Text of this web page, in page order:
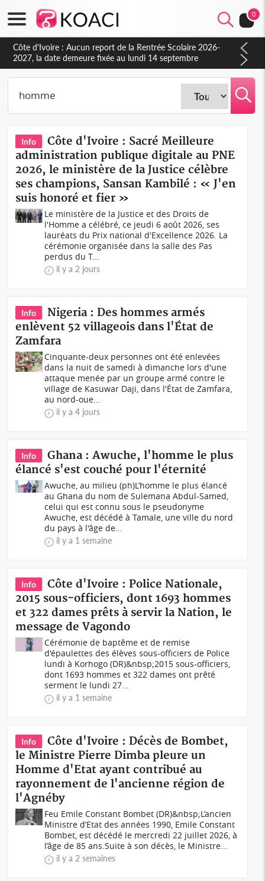
0
Côte d'Ivoire : Indépendance à Blahou, le sous-préfet : « La
fête nous invite à mesurer le chemin parcouru et à renouveler
notre engagement collectif en faveur du développement »
Info
Côte d'Ivoire : Sacré Meilleure
administration publique digitale au PNE
2026, le ministère de la Justice célèbre
ses champions, Sansan Kambilé : « J'en
suis honoré et fier »
Le ministère de la Justice et des Droits de
l'Homme a célébré, ce jeudi 6 août 2026, ses
lauréats du Prix national d'Excellence 2026. La
cérémonie organisée dans la salle des Pas
perdus du T...
il y a 2 jours
Info
Nigeria : Des hommes armés
enlèvent 52 villageois dans l'État de
Zamfara
Cinquante-deux personnes ont été enlevées
dans la nuit de samedi à dimanche lors d'une
attaque menée par un groupe armé contre le
village de Kasuwar Daji, dans l'État de Zamfara,
au nord-oue...
il y a 4 jours
Info
Ghana : Awuche, l'homme le plus
élancé s'est couché pour l'éternité
Awuche, au milieu (ph)L’homme le plus élancé
au Ghana du nom de Sulemana Abdul-Samed,
celui qui est connu sous le pseudonyme
Awuche, est décédé à Tamale, une ville du nord
du pays à l'âge de...
il y a 1 semaine
Info
Côte d'Ivoire : Police Nationale,
2015 sous-officiers, dont 1693 hommes
et 322 dames prêts à servir la Nation, le
message de Vagondo
Cérémonie de baptême et de remise
d'épaulettes des élèves sous-officiers de Police
lundi à Korhogo (DR)&nbsp;2015 sous-officiers,
dont 1693 hommes et 322 dames ont prêté
serment le lundi 27...
il y a 1 semaine
Info
Côte d'Ivoire : Décès de Bombet,
le Ministre Pierre Dimba pleure un
Homme d'Etat ayant contribué au
rayonnement de l'ancienne région de
l'Agnéby
Feu Emile Constant Bombet (DR)&nbsp;L’ancien
Ministre d’Etat des années 1990, Emile Constant
Bombet, est décédé le mercredi 22 juillet 2026, à
l’âge de 85 ans.Suite à son décès, le Ministre...
il y a 2 semaines